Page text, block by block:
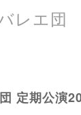
定期公演